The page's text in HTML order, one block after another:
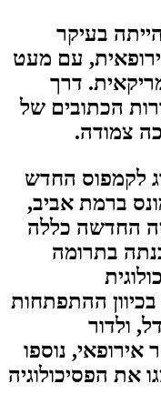
בעיקר
עם מעט
דרך
הכתובים של
צמודה.
לקמפוס החדש
ברמת אביב,
החדשה כללה
בתרומה
ההתפתחות
ולדור
אירופאי, נוספו
את הפסיכולוגיה